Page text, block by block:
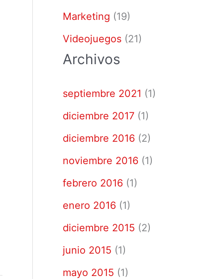
Marketing (19)
Videojuegos (21)
Archivos
septiembre 2021 (1)
diciembre 2017 (1)
diciembre 2016 (2)
noviembre 2016 (1)
febrero 2016 (1)
enero 2016 (1)
diciembre 2015 (2)
junio 2015 (1)
mayo 2015 (1)